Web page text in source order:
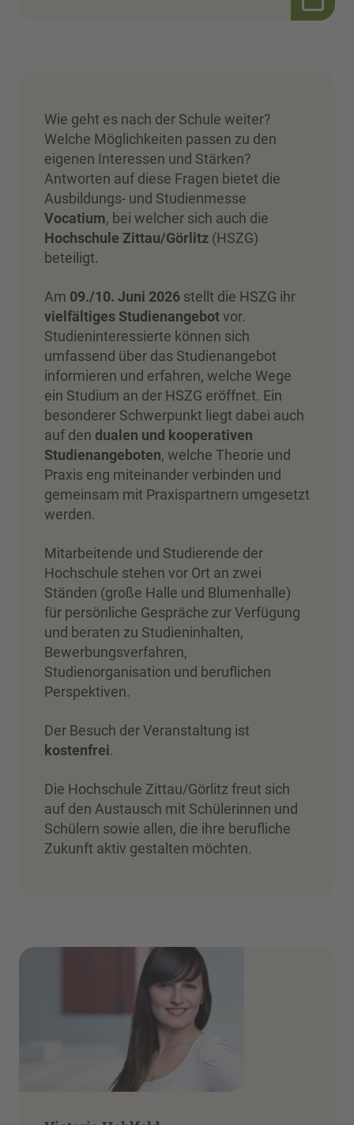
Wie geht es nach der Schule weiter?
Welche Möglichkeiten passen zu den
eigenen Interessen und Stärken?
Antworten auf diese Fragen bietet die
Ausbildungs- und Studienmesse
Vocatium, bei welcher sich auch die
Hochschule Zittau/Görlitz (HSZG)
beteiligt.
Am 09./10. Juni 2026 stellt die HSZG ihr
vielfältiges Studienangebotvor.
Studieninteressierte können sich
umfassend über das Studienangebot
informieren und erfahren, welche Wege
ein Studium an der HSZG eröffnet. Ein
besonderer Schwerpunkt liegt dabei auch
auf den dualen und kooperativen
Studienangeboten, welche Theorie und
Praxis eng miteinander verbinden und
gemeinsam mit Praxispartnern umgesetzt
werden.
Mitarbeitende und Studierende der
Hochschule stehen vor Ort an zwei
Ständen (große Halle und Blumenhalle)
für persönliche Gespräche zur Verfügung
und beraten zu Studieninhalten,
Bewerbungsverfahren,
Studienorganisation und beruflichen
Perspektiven.
Der Besuch der Veranstaltung ist
kostenfrei.
Die Hochschule Zittau/Görlitz freut sich
auf den Austausch mit Schülerinnen und
Schülern sowie allen, die ihre berufliche
Zukunft aktiv gestalten möchten.